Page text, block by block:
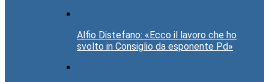
Alfio Distefano: «Ecco il lavoro che ho
svolto in Consiglio da esponente Pd»